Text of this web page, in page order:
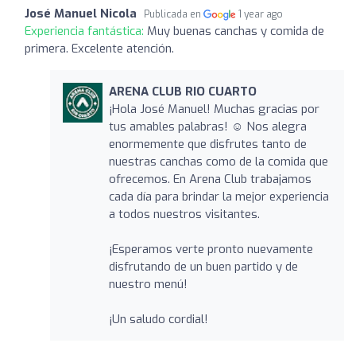
José Manuel Nicola Publicada en 1 year ago
Experiencia fantástica: Muy buenas canchas y comida de
primera. Excelente atención.
ARENA CLUB RIO CUARTO
¡Hola José Manuel! Muchas gracias por
tus amables palabras! ☺️ Nos alegra
enormemente que disfrutes tanto de
nuestras canchas como de la comida que
ofrecemos. En Arena Club trabajamos
cada día para brindar la mejor experiencia
a todos nuestros visitantes.
¡Esperamos verte pronto nuevamente
disfrutando de un buen partido y de
nuestro menú!
¡Un saludo cordial!